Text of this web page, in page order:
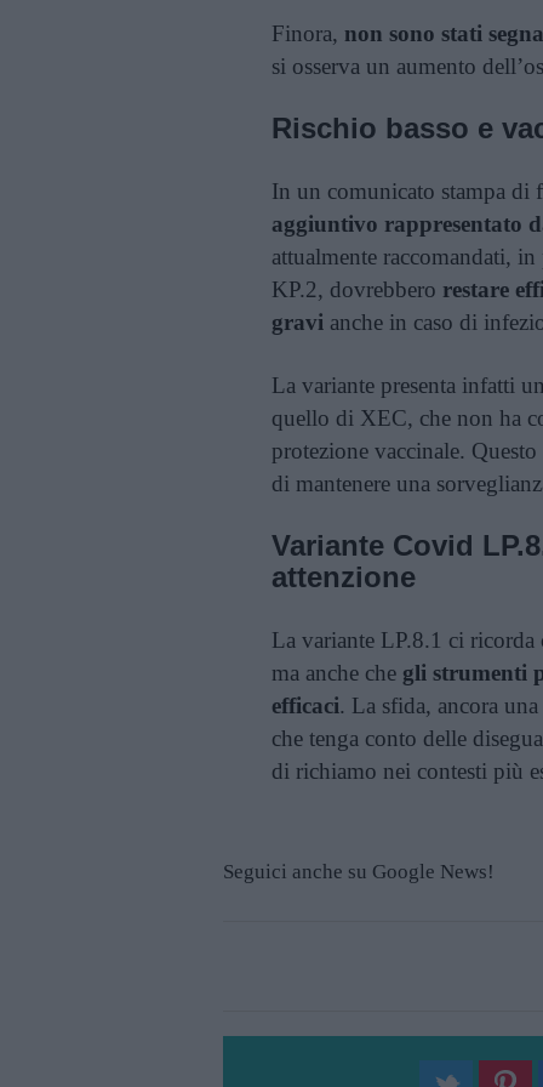
Finora, non sono stati
si osserva un aumento
Rischio basso e
In un comunicato stampa di
aggiuntivo rappresentato
attualmente raccomandati,
KP.2, dovrebbero restare
gravi anche in caso di
La variante presenta infatti
quello di XEC, che non ha
protezione vaccinale.
di mantenere una
Variante Covid
attenzione
La variante LP.8.1 ci
ma anche che gli strumenti
efficaci. La sfida, ancora
che tenga conto delle
di richiamo nei contesti più
Seguici anche su Google News!